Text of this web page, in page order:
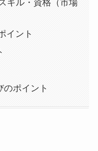
キル・資格（市場
イント
のポイント